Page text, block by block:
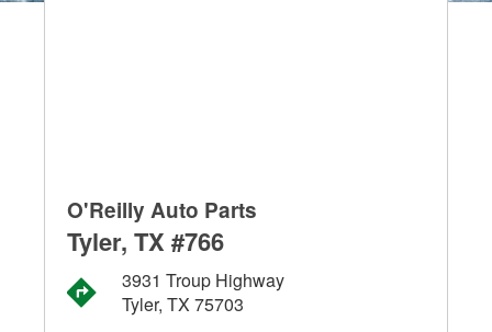
O'Reilly Auto Parts
Tyler, TX #766
3931 Troup Highway
Tyler, TX 75703